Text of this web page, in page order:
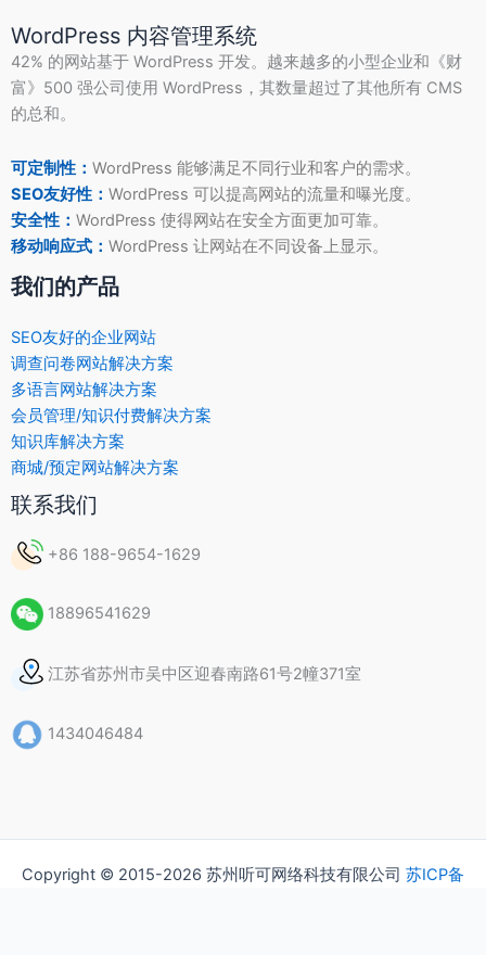
WordPress 内容管理系统
42% 的网站基于 WordPress 开发。越来越多的小型企业和《财
富》500 强公司使用 WordPress，其数量超过了其他所有 CMS
的总和。
可定制性： WordPress 能够满足不同行业和客户的需求。
SEO友好性： WordPress 可以提高网站的流量和曝光度。
安全性： WordPress 使得网站在安全方面更加可靠。
移动响应式： WordPress 让网站在不同设备上显示。
我们的产品
SEO友好的企业网站
调查问卷网站解决方案
多语言网站解决方案
会员管理/知识付费解决方案
知识库解决方案
商城/预定网站解决方案
联系我们
+86 188-9654-1629
18896541629
江苏省苏州市吴中区迎春南路61号2幢371室
1434046484
Copyright © 2015-2026 苏州听可网络科技有限公司 苏ICP备